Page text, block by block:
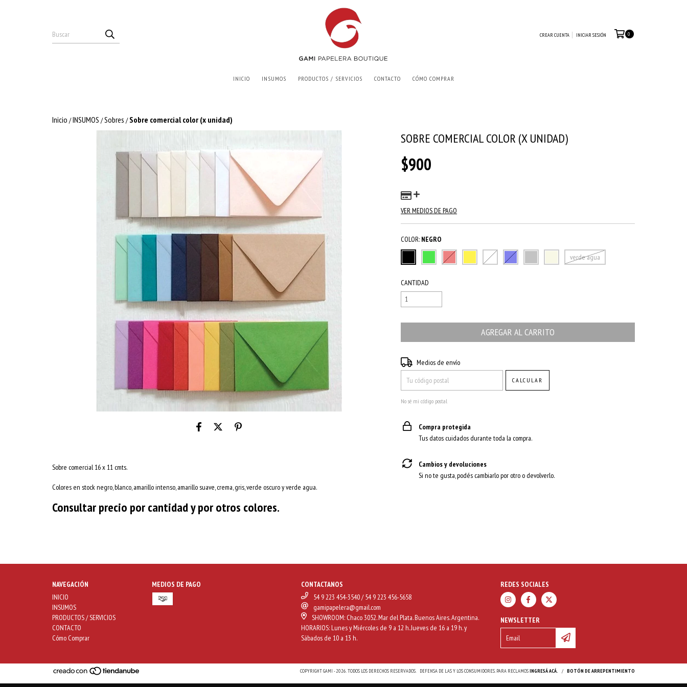
CREAR CUENTA INICIAR SESIÓN 0
INICIO INSUMOS PRODUCTOS / SERVICIOS CONTACTO CÓMO COMPRAR
Inicio /INSUMOS /Sobres / Sobre comercial color (x unidad)
Sobre comercial 16 x 11 cmts.
Colores en stock negro, blanco, amarillo intenso, amarillo suave, crema, gris, verde oscuro y verde agua.
Consultar precio por cantidad y por otros colores.
SOBRE COMERCIAL COLOR (X UNIDAD)
$900
VER MEDIOS DE PAGO
COLOR: NEGRO
verde agua
CANTIDAD
Entregas para el CP:
Medios de envío
CALCULAR
No sé mi código postal
Compra protegida
Tus datos cuidados durante toda la compra.
Cambios y devoluciones
Si no te gusta, podés cambiarlo por otro o devolverlo.
NAVEGACIÓN
INICIO
INSUMOS
PRODUCTOS / SERVICIOS
CONTACTO
Cómo Comprar
MEDIOS DE PAGO
CONTACTANOS
54 9 223 454-3540 / 54 9 223 456-5658
gamipapelera@gmail.com
SHOWROOM: Chaco 3052. Mar del Plata. Buenos Aires. Argentina.
HORARIOS: Lunes y Miércoles de 9 a 12 h. Jueves de 16 a 19 h. y
Sábados de 10 a 13 h.
REDES SOCIALES
NEWSLETTER
COPYRIGHT GAMI - 2026. TODOS LOS DERECHOS RESERVADOS. DEFENSA DE LAS Y LOS CONSUMIDORES. PARA RECLAMOSINGRESÁ ACÁ. / BOTÓN DE ARREPENTIMIENTO